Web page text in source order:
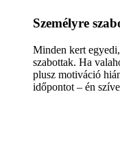
Személyre
Minden kert
szabottak. Ha
plusz motiváció
időpontot – én